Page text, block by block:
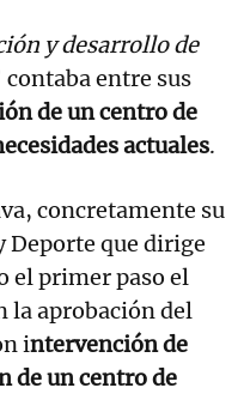
y desarrollo de
contaba entre sus
de un centro de
actuales.
concretamente su
Deporte que dirige
el primer paso el
la aprobación del
intervención de
de un centro de